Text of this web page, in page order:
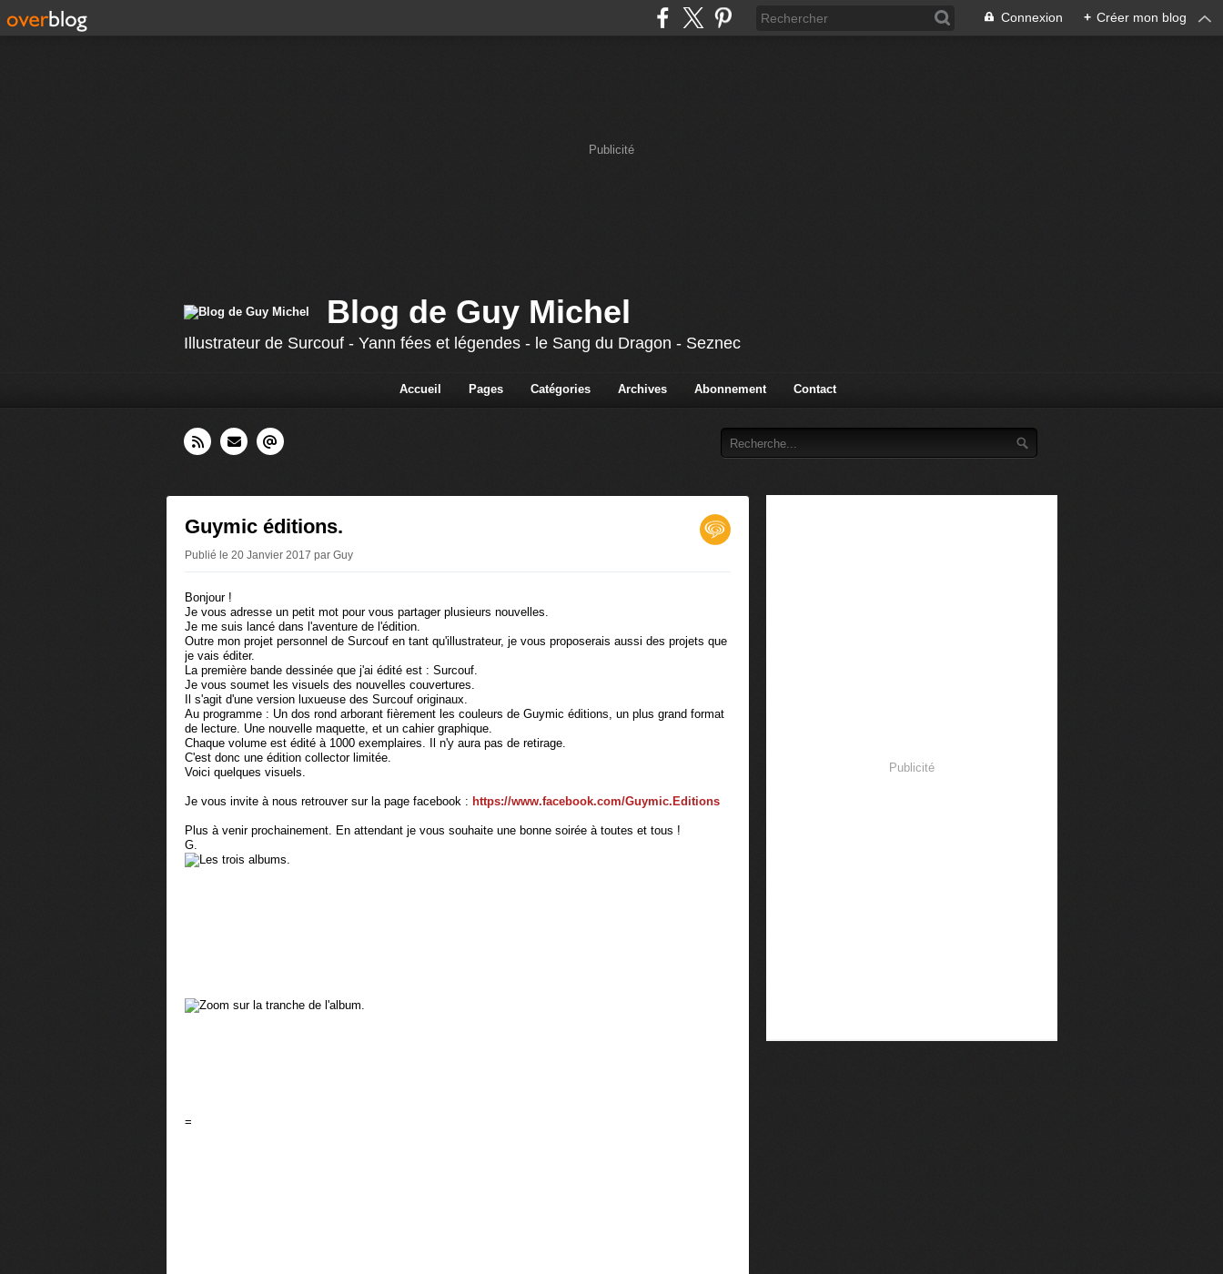
Connexion + Créer mon blog
Publicité
Blog de Guy Michel
Illustrateur de Surcouf - Yann fées et légendes - le Sang du Dragon - Seznec
Accueil Pages Catégories Archives Abonnement Contact
Guymic éditions.
Publié le 20 Janvier 2017 par Guy
Bonjour !
Je vous adresse un petit mot pour vous partager plusieurs nouvelles.
Je me suis lancé dans l'aventure de l'édition.
Outre mon projet personnel de Surcouf en tant qu'illustrateur, je vous proposerais aussi des projets que
je vais éditer.
La première bande dessinée que j'ai édité est : Surcouf.
Je vous soumet les visuels des nouvelles couvertures.
Il s'agit d'une version luxueuse des Surcouf originaux.
Au programme : Un dos rond arborant fièrement les couleurs de Guymic éditions, un plus grand format
de lecture. Une nouvelle maquette, et un cahier graphique.
Chaque volume est édité à 1000 exemplaires. Il n'y aura pas de retirage.
C'est donc une édition collector limitée.
Voici quelques visuels.
Je vous invite à nous retrouver sur la page facebook : https://www.facebook.com/Guymic.Editions
Plus à venir prochainement. En attendant je vous souhaite une bonne soirée à toutes et tous !
G.
=
Publicité